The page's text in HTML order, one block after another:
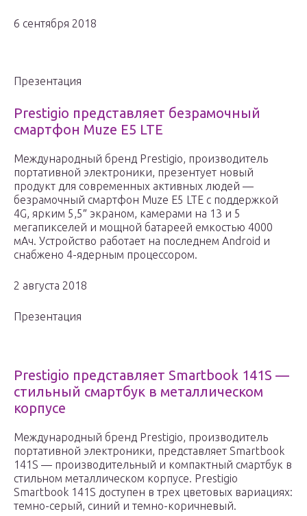
6 сентября 2018
Презентация
Prestigio представляет безрамочный
смартфон Muze E5 LTE
Международный бренд Prestigio, производитель
портативной электроники, презентует новый
продукт для современных активных людей —
безрамочный смартфон Muze E5 LTE с поддержкой
4G, ярким 5,5″ экраном, камерами на 13 и 5
мегапикселей и мощной батареей емкостью 4000
мАч. Устройство работает на последнем Android и
снабжено 4-ядерным процессором.
2 августа 2018
Презентация
Prestigio представляет Smartbook 141S —
стильный смартбук в металлическом
корпусе
Международный бренд Prestigio, производитель
портативной электроники, представляет Smartbook
141S — производительный и компактный смартбук в
стильном металлическом корпусе. Prestigio
Smartbook 141S доступен в трех цветовых вариациях:
темно-серый, синий и темно-коричневый.